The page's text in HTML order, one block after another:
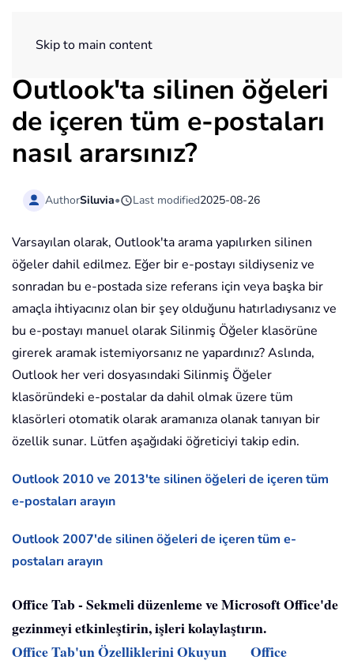
Skip to main content
Outlook'ta silinen öğeleri
de içeren tüm e-postaları
nasıl ararsınız?
AuthorSiluvia• Last modified2025-08-26
Varsayılan olarak, Outlook'ta arama yapılırken silinen
öğeler dahil edilmez. Eğer bir e-postayı sildiyseniz ve
sonradan bu e-postada size referans için veya başka bir
amaçla ihtiyacınız olan bir şey olduğunu hatırladıysanız ve
bu e-postayı manuel olarak Silinmiş Öğeler klasörüne
girerek aramak istemiyorsanız ne yapardınız? Aslında,
Outlook her veri dosyasındaki Silinmiş Öğeler
klasöründeki e-postalar da dahil olmak üzere tüm
klasörleri otomatik olarak aramanıza olanak tanıyan bir
özellik sunar. Lütfen aşağıdaki öğreticiyi takip edin.
Outlook 2010 ve 2013'te silinen öğeleri de içeren tüm
e-postaları arayın
Outlook 2007'de silinen öğeleri de içeren tüm e-
postaları arayın
Office Tab - Sekmeli düzenleme ve Microsoft Office'de
gezinmeyi etkinleştirin, işleri kolaylaştırın.
Office Tab'un Özelliklerini Okuyun
Office